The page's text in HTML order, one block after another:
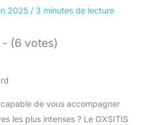
2025 / 3 minutes de lecture
- (6 votes)
de vous accompagner
les plus intenses ? Le OXSITIS